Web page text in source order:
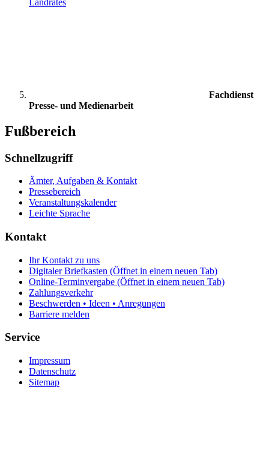
Fachdienst
Presse- und Medienarbeit
Fußbereich
Schnellzugriff
Ämter, Aufgaben & Kontakt
Pressebereich
Veranstaltungskalender
Leichte Sprache
Kontakt
Ihr Kontakt zu uns
Digitaler Briefkasten (Öffnet in einem neuen Tab)
Online-Terminvergabe (Öffnet in einem neuen Tab)
Zahlungsverkehr
Beschwerden • Ideen • Anregungen
Barriere melden
Service
Impressum
Datenschutz
Sitemap